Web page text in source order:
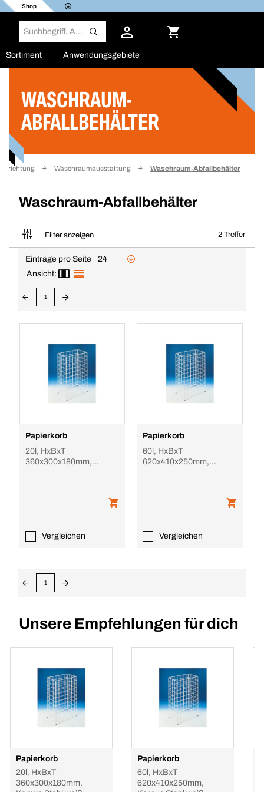
Shop
Sortiment Anwendungsgebiete
WASCHRAUM-
ABFALLBEHÄLTER
Waschraumausstattung Waschraum-Abfallbehälter
Waschraum-Abfallbehälter
Filter anzeigen 2 Treffer
Filter
Einträge pro Seite
24
Ansicht:
1
Papierkorb
20l, HxBxT
360x300x180mm,
Vergleichen
Papierkorb
60l, HxBxT
620x410x250mm,
Vergleichen
1
Unsere Empfehlungen für dich
Papierkorb
20l, HxBxT
360x300x180mm,
Papierkorb
60l, HxBxT
620x410x250mm,